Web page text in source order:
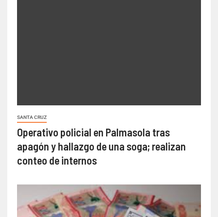
SANTA CRUZ
Operativo policial en Palmasola tras
apagón y hallazgo de una soga; realizan
conteo de internos